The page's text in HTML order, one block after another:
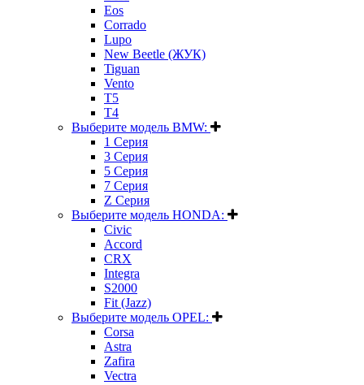
Eos
Corrado
Lupo
New Beetle (ЖУК)
Tiguan
Vento
T5
T4
Выберите модель BMW:
1 Серия
3 Серия
5 Серия
7 Серия
Z Серия
Выберите модель HONDA:
Civic
Accord
CRX
Integra
S2000
Fit (Jazz)
Выберите модель OPEL:
Corsa
Astra
Zafira
Vectra